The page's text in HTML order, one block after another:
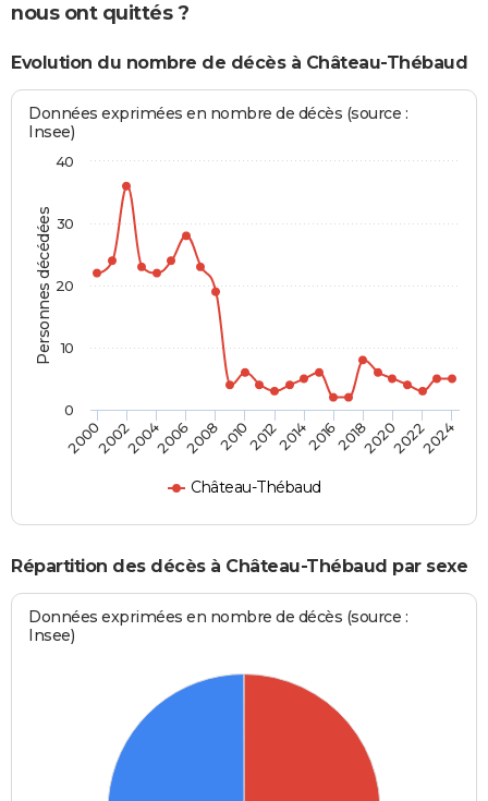
nous ont quittés ?
Evolution du nombre de décès à Château-Thébaud
Personnes décédées
Données exprimées en nombre de décès (source :
Insee)
Château-Thébaud
2000200220042006200820102012201420162018202020222024
0
10
20
30
40
Répartition des décès à Château-Thébaud par sexe
Données exprimées en nombre de décès (source :
Insee)